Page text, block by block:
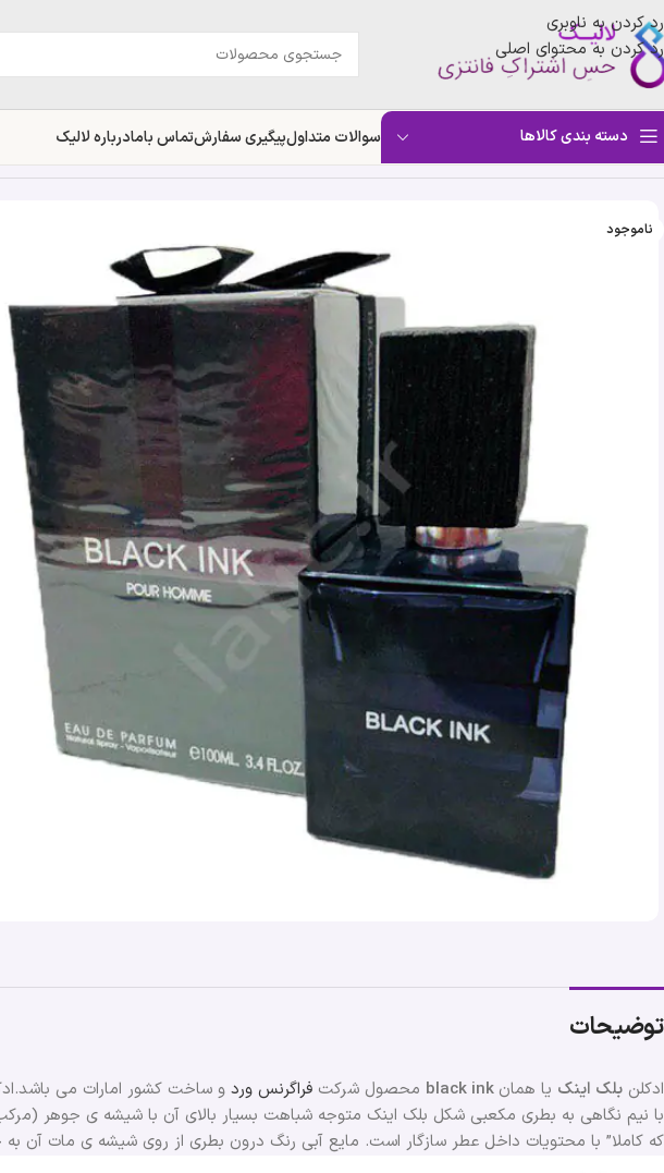
رد کردن به ناوبری
رد کردن به محتوای اصلی
دسته بندی کالاها سوالات متداولپیگیری سفارشتماس بامادرباره لالیک
خانه فروشگاه»
ناموجود
توضیحات
ادکلن بلک اینک یا همان محصول شرکت فراگرنس ورد و ساخت کشور امارات می
با نیم نگاهی به بطری مکعبی شکل بلک اینک متوجه شباهت بسیار بالای آن با شیشه ی جوهر
که کاملا” با محتویات داخل عطر سازگار است. مایع آبی رنگ درون بطری از روی شیشه ی مات آن